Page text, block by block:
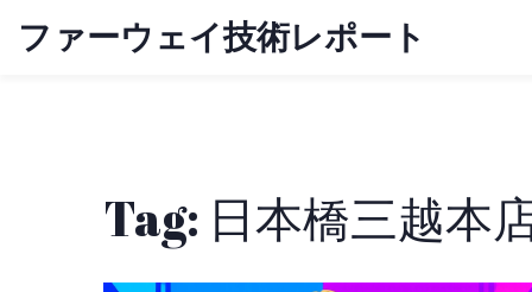
ファーウェイ技術レポート
Tag: 日本橋三越本